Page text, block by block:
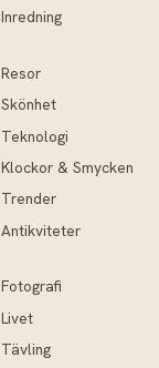
Inredning
Resor
Skönhet
Teknologi
Klockor & Smycken
Trender
Antikviteter
Fotografi
Livet
Tävling